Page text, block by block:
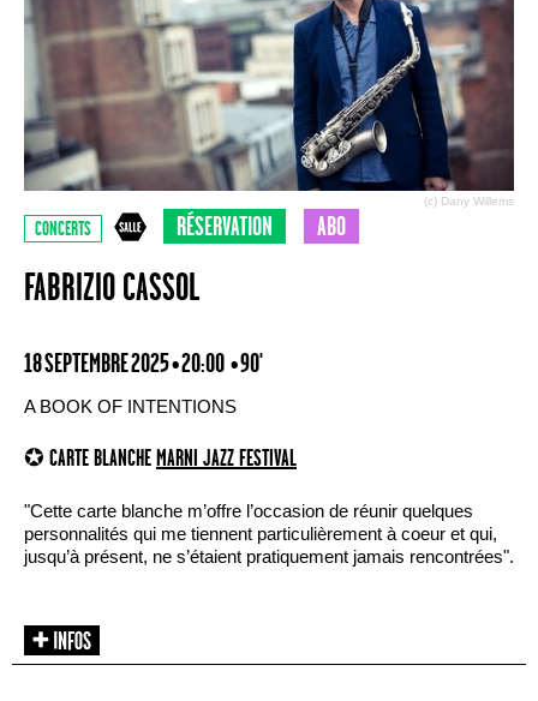
(c) Dany Willems
CONCERTS RÉSERVATION ABO
FABRIZIO CASSOL
18 SEPTEMBRE 2025 • 20:00 • 90'
A BOOK OF INTENTIONS
✪ CARTE BLANCHE MARNI JAZZ FESTIVAL
"Cette carte blanche m’offre l’occasion de réunir quelques
personnalités qui me tiennent particulièrement à coeur et qui,
jusqu’à présent, ne s’étaient pratiquement jamais rencontrées".